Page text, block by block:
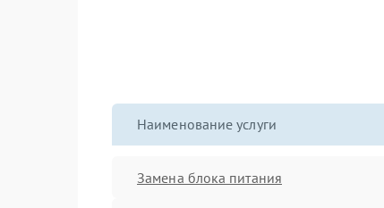
Наименование услуги
Замена блока питания